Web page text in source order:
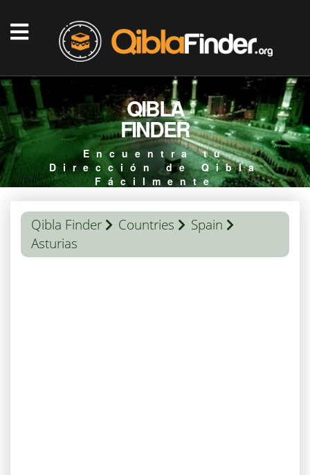
QIBLA
FINDER
Encuentra tu
Dirección de Qibla
Fácilmente
Qibla Finder Countries
Spain
Asturias